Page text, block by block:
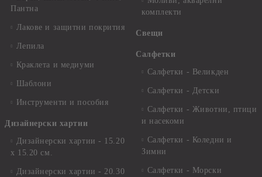
Пантна
Лакове и защитни покрития
Лепила
Краклета и медиуми
Шаблони
Инструменти и пособия
Дизайнерски хартии
Дизайнерски хартии - 15.20
х 15.20 см.
Дизайнерски хартии - 20.30
комплекти
Свещи
Салфетки
Салфетки - Великден
Салфетки - Детски
Салфетки - Животни, птици
и насекоми
Салфетки - Коледни и
Зимни
Салфетки - Морски